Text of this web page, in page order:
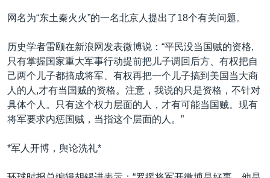
网名为“东土秦火火”的一名北京人提出了18个有关问题。
历史学者雷颐在新浪网发表微博说：“平民没当国贼的资格,
只有掌握国家重大军事行动提前把儿子调回后方、有权把自
己两个儿子都搞成将军、有权再把一个儿子搞到美国当大商
人的人,才有当国贼的资格。注意，我说的只是资格，不针对
具体个人。只有这个权力层面的人，才有可能当国贼。现有
将军要求内惩国贼，当指这个层面的人。”
*军人开博，舆论洗礼*